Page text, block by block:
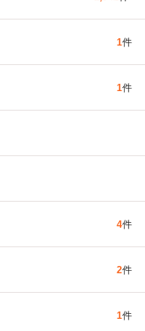
1件
1件
4件
2件
1件